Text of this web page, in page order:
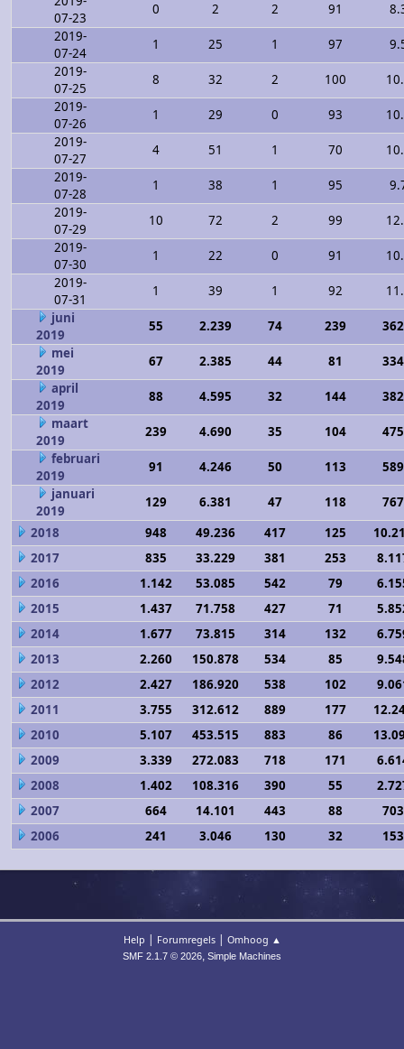
07-23
0 2 2 91
2019-
07-24
1 25 1 97
2019-
07-25
8 32 2 100
2019-
07-26
1 29 0 93
2019-
07-27
4 51 1 70
2019-
07-28
1 38 1 95
2019-
07-29
10 72 2 99
2019-
07-30
1 22 0 91
2019-
07-31
1 39 1 92
juni
2019
55 2.239 74 239
mei
2019
67 2.385 44 81
april
2019
88 4.595 32 144
maart
2019
239 4.690 35 104
februari
2019
91 4.246 50 113
januari
2019
129 6.381 47 118
2018
948 49.236 417 125
2017
835 33.229 381 253
2016
1.142 53.085 542 79
2015
1.437 71.758 427 71
2014
1.677 73.815 314 132
2013
2.260 150.878 534 85
2012
2.427 186.920 538 102
2011
3.755 312.612 889 177
2010
5.107 453.515 883 86
2009
3.339 272.083 718 171
2008
1.402 108.316 390 55
2007
664 14.101 443 88
2006
241 3.046 130 32
Help | Forumregels| Omhoog ▲
SMF 2.1.7 © 2026, Simple Machines